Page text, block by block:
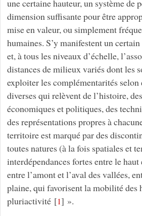
une certaine hauteur, un système de
dimension suffisante pour être
mise en valeur, ou simplement
humaines. S’y manifestent un
et, à tous les niveaux d’échelle,
distances de milieux variés dont les
exploiter les complémentarités selon
diverses qui relèvent de l’histoire,
économiques et politiques, des
des représentations propres à
territoire est marqué par des
toutes natures (à la fois spatiales et
interdépendances fortes entre le haut
entre l’amont et l’aval des vallées,
plaine, qui favorisent la mobilité des
pluriactivité[1] ».